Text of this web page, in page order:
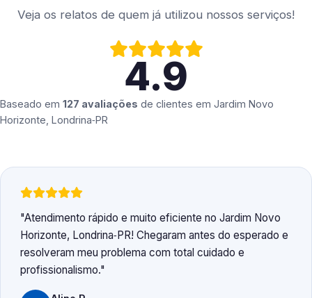
Veja os relatos de quem já utilizou nossos serviços!
4.9
Baseado em 127 avaliações de clientes em Jardim Novo
Horizonte, Londrina‑PR
Atendimento rápido e muito eficiente no Jardim Novo
Horizonte, Londrina‑PR! Chegaram antes do esperado e
resolveram meu problema com total cuidado e
profissionalismo.